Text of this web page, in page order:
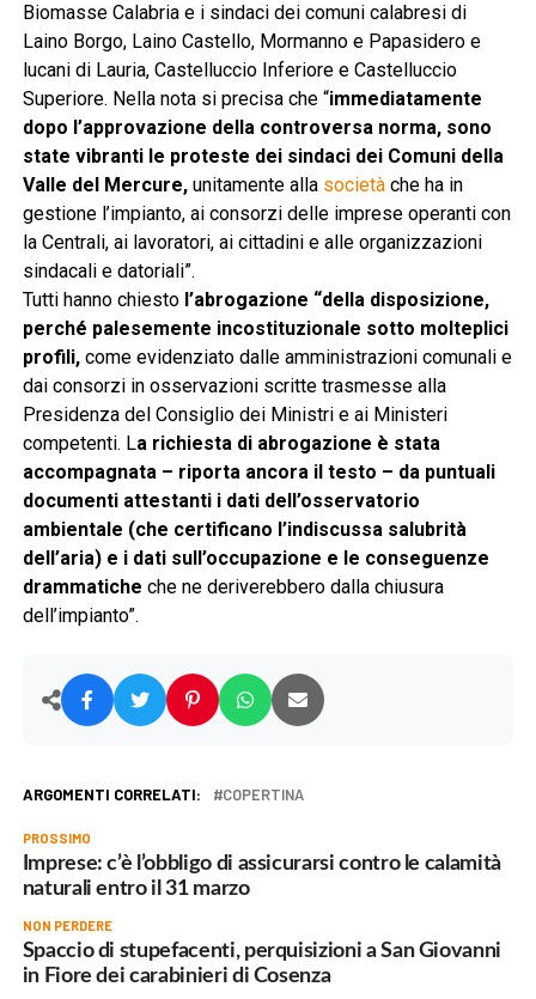
Biomasse Calabria e i sindaci dei comuni calabresi di
Laino Borgo, Laino Castello, Mormanno e Papasidero e
lucani di Lauria, Castelluccio Inferiore e Castelluccio
Superiore. Nella nota si precisa che “immediatamente
dopo l’approvazione della controversa norma, sono
state vibranti le proteste dei sindaci dei Comuni della
Valle del Mercure,unitamente allasocietàche ha in
gestione l’impianto, ai consorzi delle imprese operanti con
la Centrali, ai lavoratori, ai cittadini e alle organizzazioni
sindacali e datoriali”.
Tutti hanno chiesto l’abrogazione “della disposizione,
perché palesemente incostituzionale sotto molteplici
profili,come evidenziato dalle amministrazioni comunali e
dai consorzi in osservazioni scritte trasmesse alla
Presidenza del Consiglio dei Ministri e ai Ministeri
competenti. La richiesta di abrogazione è stata
accompagnata – riporta ancora il testo – da puntuali
documenti attestanti i dati dell’osservatorio
ambientale (che certificano l’indiscussa salubrità
dell’aria) e i dati sull’occupazione e le conseguenze
drammatiche che ne deriverebbero dalla chiusura
dell’impianto”.
ARGOMENTI CORRELATI: COPERTINA
PROSSIMO
Imprese: c’è l’obbligo di assicurarsi contro le calamità
naturali entro il 31 marzo
NON PERDERE
Spaccio di stupefacenti, perquisizioni a San Giovanni
in Fiore dei carabinieri di Cosenza